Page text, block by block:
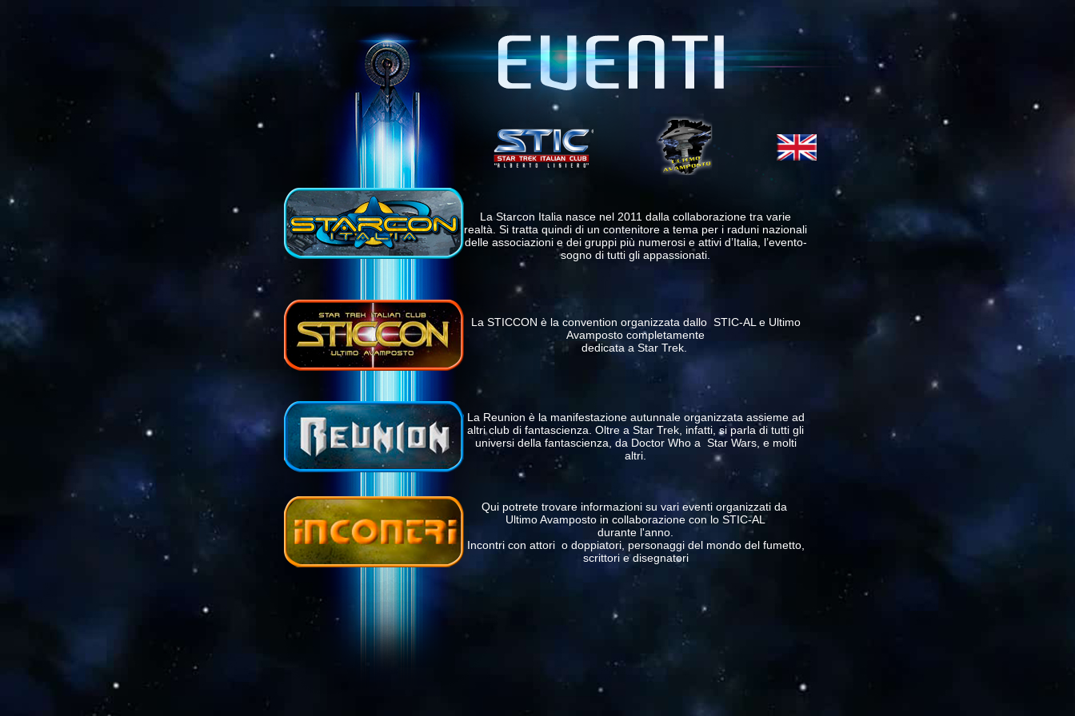
La Starcon Italia nasce nel 2011 dalla collaborazione tra varie
realtà. Si tratta quindi di un contenitore a tema per i raduni nazionali
delle associazioni e dei gruppi più numerosi e attivi d’Italia, l’evento-
sogno di tutti gli appassionati.
La STICCON è la convention organizzata dallo STIC-AL e Ultimo
Avamposto completamente
dedicata a Star Trek.
La Reunion è la manifestazione autunnale organizzata assieme ad
altri club di fantascienza. Oltre a Star Trek, infatti, si parla di tutti gli
universi della fantascienza, da Doctor Who a Star Wars, e molti
altri.
Qui potrete trovare informazioni su vari eventi organizzati da
Ultimo Avamposto in collaborazione con lo STIC-AL
durante l'anno.
Incontri con attori o doppiatori, personaggi del mondo del fumetto,
scrittori e disegnatori